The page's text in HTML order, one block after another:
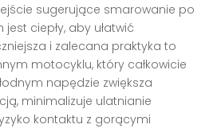
sugerujące smarowanie po
jest ciepły, aby ułatwić
i zalecana praktyka to
motocyklu, który całkowicie
napędzie zwiększa
minimalizuje ulatnianie
kontaktu z gorącymi